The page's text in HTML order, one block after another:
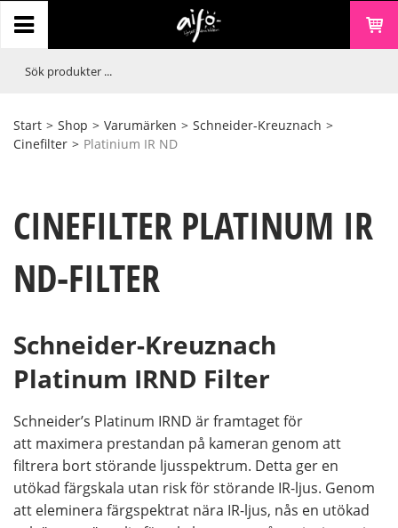
Start > Shop > Varumärken > Schneider-Kreuznach >
Cinefilter > Platinium IR ND
CINEFILTER PLATINUM IR
ND-FILTER
Schneider-Kreuznach
Platinum IRND Filter
Schneider’s Platinum IRND är framtaget för
att maximera prestandan på kameran genom att
filtrera bort störande ljusspektrum. Detta ger en
utökad färgskala utan risk för störande IR-ljus. Genom
att eleminera färgspektrat nära IR-ljus, nås en utökad